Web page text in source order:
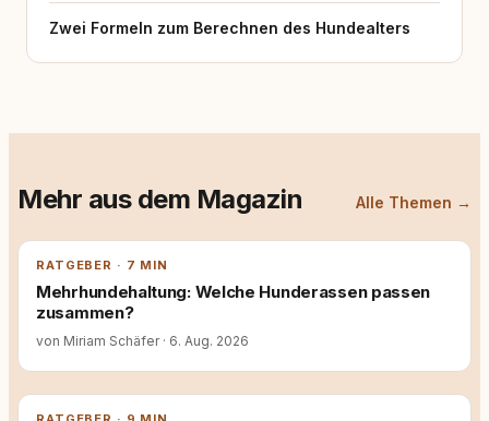
Zwei Formeln zum Berechnen des Hundealters
Mehr aus dem Magazin Alle Themen →
RATGEBER · 7 MIN
Mehrhundehaltung: Welche Hunderassen passen
zusammen?
von Miriam Schäfer · 6. Aug. 2026